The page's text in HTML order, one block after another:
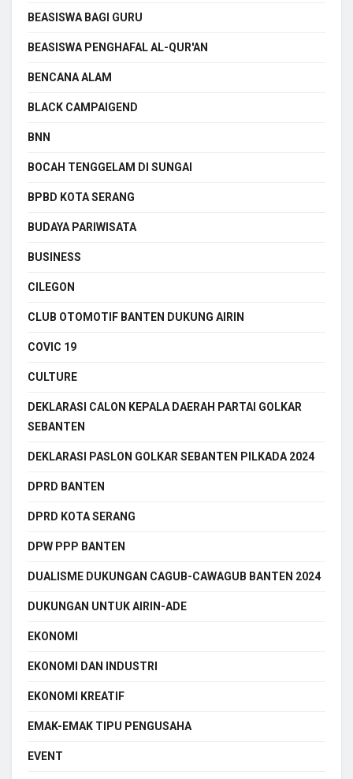
BEASISWA BAGI GURU
BEASISWA PENGHAFAL AL-QUR'AN
BENCANA ALAM
BLACK CAMPAIGEND
BNN
BOCAH TENGGELAM DI SUNGAI
BPBD KOTA SERANG
BUDAYA PARIWISATA
BUSINESS
CILEGON
CLUB OTOMOTIF BANTEN DUKUNG AIRIN
COVIC 19
CULTURE
DEKLARASI CALON KEPALA DAERAH PARTAI GOLKAR
SEBANTEN
DEKLARASI PASLON GOLKAR SEBANTEN PILKADA 2024
DPRD BANTEN
DPRD KOTA SERANG
DPW PPP BANTEN
DUALISME DUKUNGAN CAGUB-CAWAGUB BANTEN 2024
DUKUNGAN UNTUK AIRIN-ADE
EKONOMI
EKONOMI DAN INDUSTRI
EKONOMI KREATIF
EMAK-EMAK TIPU PENGUSAHA
EVENT